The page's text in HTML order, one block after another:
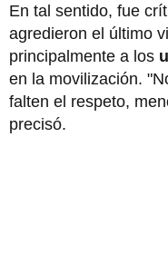
En tal sentido, fue
agredieron el último
principalmente a los
en la movilización.
falten el respeto,
precisó.